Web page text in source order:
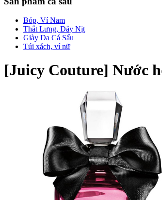
Bóp, Ví Nam
Thắt Lưng, Dây Nịt
Giày Da Cá Sấu
Túi xách, ví nữ
[Juicy Couture] Nước